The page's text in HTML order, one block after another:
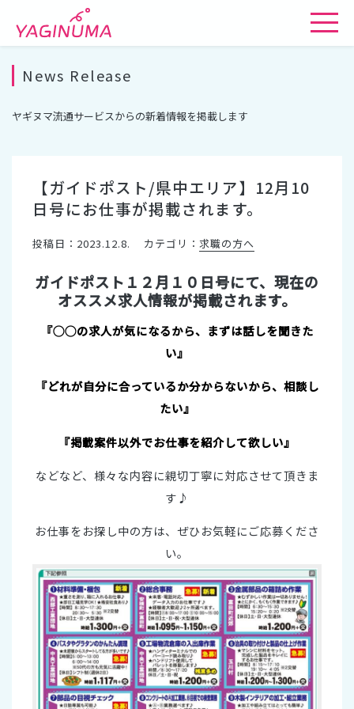
News Release
ヤギヌマ流通サービスからの新着情報を掲載します
【ガイドポスト/県中エリア】12月10
日号にお仕事が掲載されます。
投稿日：2023.12.8. カテゴリ： 求職の方へ
ガイドポスト１２月１０日号にて、現在の
オススメ求人情報が掲載されます。
『◯◯の求人が気になるから、まずは話しを聞きた
い』
『どれが自分に合っているか分からないから、相談し
たい』
『掲載案件以外でお仕事を紹介して欲しい』
などなど、様々な内容に親切丁寧に対応させて頂きま
す♪
お仕事をお探し中の方は、ぜひお気軽にご応募くださ
い。